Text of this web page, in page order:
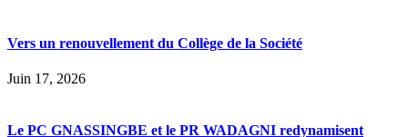
Vers un renouvellement du Collège de la Société
Juin 17, 2026
Le PC GNASSINGBE et le PR WADAGNI redynamisent